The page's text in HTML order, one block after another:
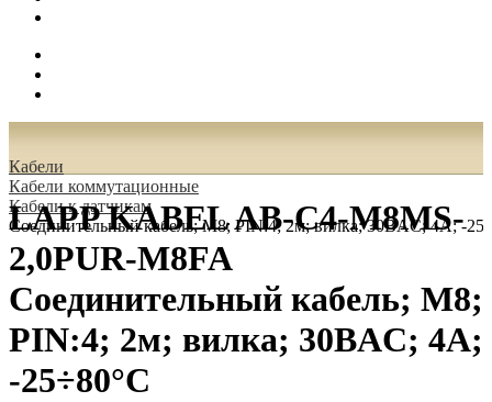
Кабели
Кабели коммутационные
Кабели к датчикам
Соединительный кабель; M8; PIN:4; 2м; вилка; 30ВAC; 4А; -
LAPP KABEL AB-C4-M8MS-
2,0PUR-M8FA
Соединительный кабель; M8;
PIN:4; 2м; вилка; 30ВAC; 4А;
-25÷80°C